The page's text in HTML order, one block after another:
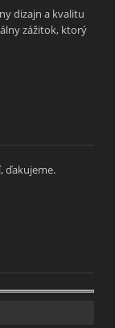
dizajn a kvalitu
zážitok, ktorý
ďakujeme.